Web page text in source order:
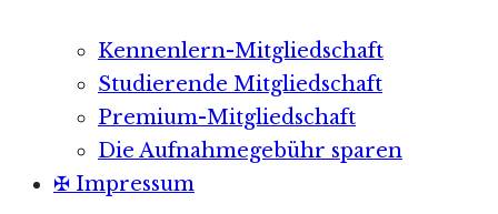
Kennenlern-Mitgliedschaft
Studierende Mitgliedschaft
Premium-Mitgliedschaft
Die Aufnahmegebühr sparen
✠ Impressum